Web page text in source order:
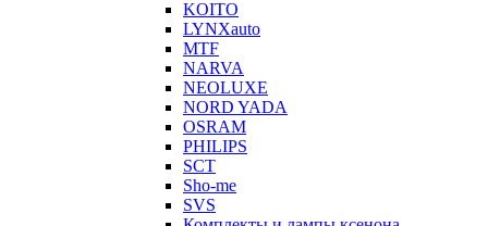
KOITO
LYNXauto
MTF
NARVA
NEOLUXE
NORD YADA
OSRAM
PHILIPS
SCT
Sho-me
SVS